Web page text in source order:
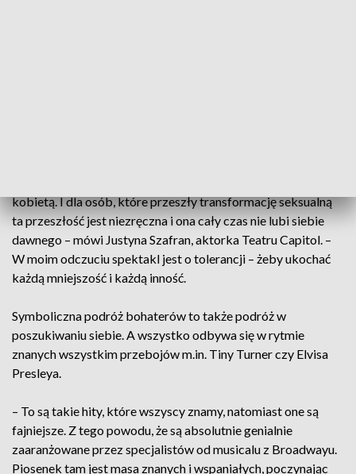
kobietą. I dla osób, które przeszły transformację seksualną
ta przeszłość jest niezręczna i ona cały czas nie lubi siebie
dawnego – mówi Justyna Szafran, aktorka Teatru Capitol. –
W moim odczuciu spektakl jest o tolerancji – żeby ukochać
każdą mniejszość i każdą inność.
Symboliczna podróż bohaterów to także podróż w
poszukiwaniu siebie. A wszystko odbywa się w rytmie
znanych wszystkim przebojów m.in. Tiny Turner czy Elvisa
Presleya.
– To są takie hity, które wszyscy znamy, natomiast one są
fajniejsze. Z tego powodu, że są absolutnie genialnie
zaaranżowane przez specjalistów od musicalu z Broadwayu.
Piosenek tam jest masa znanych i wspaniałych, poczynając